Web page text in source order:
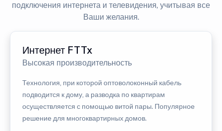
подключения интернета и телевидения, учитывая все
Ваши желания.
Интернет FTTx
Высокая производительность
Технология, при которой оптоволоконный кабель
подводится к дому, а разводка по квартирам
осуществляется с помощью витой пары. Популярное
решение для многоквартирных домов.